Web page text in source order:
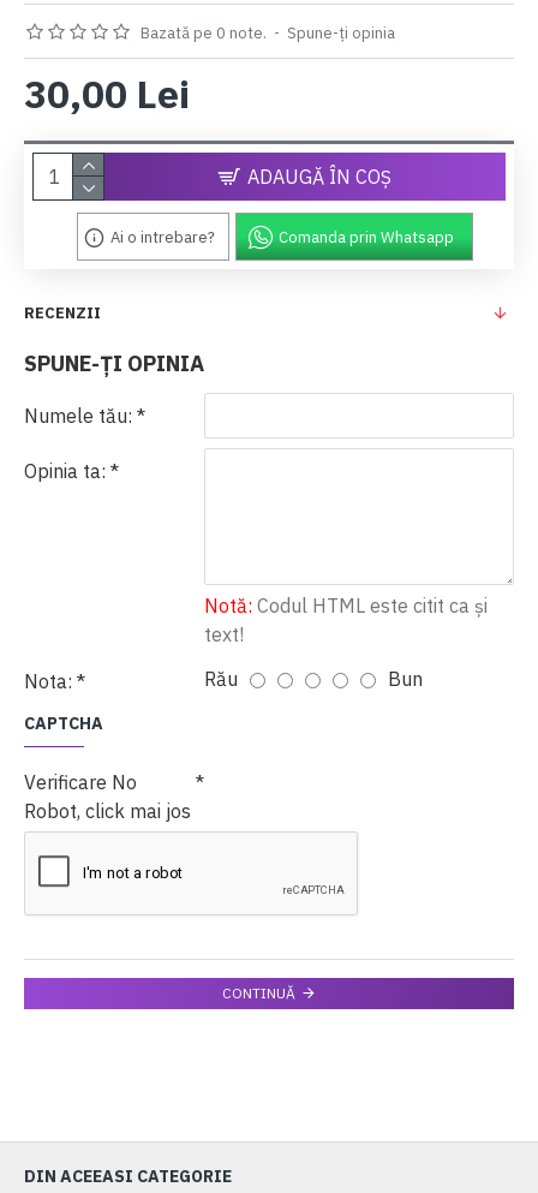
Bazată pe 0 note. - Spune-ţi opinia
30,00 Lei
ADAUGĂ ÎN COŞ
Ai o intrebare? Comanda prin Whatsapp
RECENZII
SPUNE-ŢI OPINIA
Numele tău:
Opinia ta:
Notă: Codul HTML este citit ca şi
text!
Nota:
Rău Bun
CAPTCHA
Verificare No
Robot, click mai jos
CONTINUĂ
DIN ACEEASI CATEGORIE